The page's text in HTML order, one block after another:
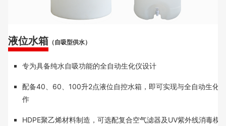
液位水箱 （自吸型供水）
专为具备纯水自吸功能的全自动生化仪设计
配备40、60、100升2点液位自控水箱，即可实现与全自动生化
作
HDPE聚乙烯材料制造，可选配复合空气滤器及UV紫外线消毒模